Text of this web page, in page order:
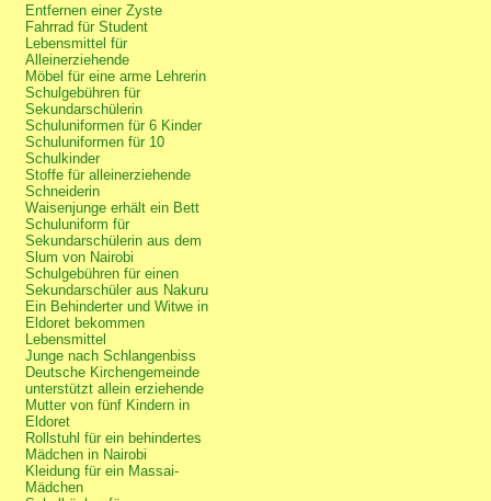
Entfernen einer Zyste
Fahrrad für Student
Lebensmittel für
Alleinerziehende
Möbel für eine arme Lehrerin
Schulgebühren für
Sekundarschülerin
Schuluniformen für 6 Kinder
Schuluniformen für 10
Schulkinder
Stoffe für alleinerziehende
Schneiderin
Waisenjunge erhält ein Bett
Schuluniform für
Sekundarschülerin aus dem
Slum von Nairobi
Schulgebühren für einen
Sekundarschüler aus Nakuru
Ein Behinderter und Witwe in
Eldoret bekommen
Lebensmittel
Junge nach Schlangenbiss
Deutsche Kirchengemeinde
unterstützt allein erziehende
Mutter von fünf Kindern in
Eldoret
Rollstuhl für ein behindertes
Mädchen in Nairobi
Kleidung für ein Massai-
Mädchen